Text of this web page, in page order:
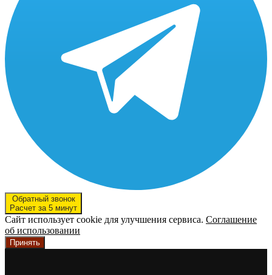
Обратный звонок
Расчет за 5 минут
Сайт использует cookie для улучшения сервиса. Соглашение
об использовании
Принять